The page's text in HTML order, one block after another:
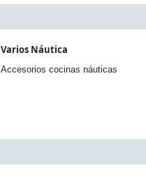
Varios Náutica
Accesorios cocinas náuticas